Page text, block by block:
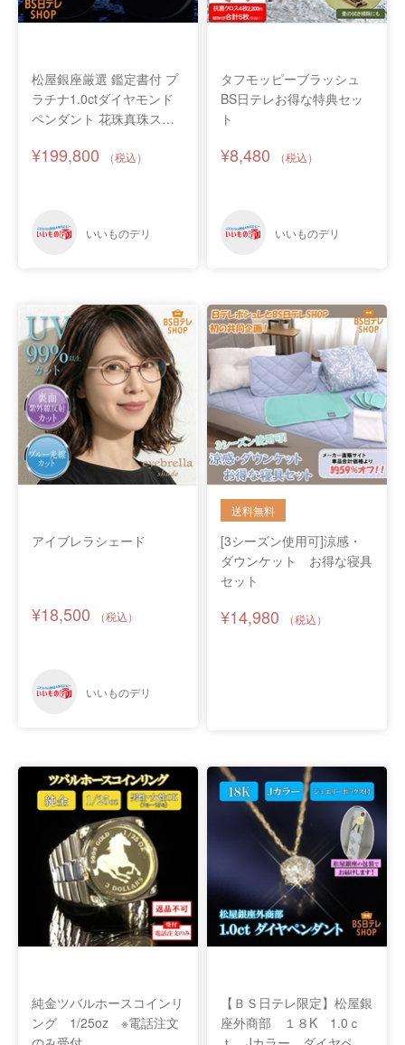
松屋銀座厳選 鑑定書付 プ
ラチナ1.0ctダイヤモンド
ペンダント 花珠真珠スペ
¥199,800
タフモッピーブラッシュ
BS日テレお得な特典セッ
ト
¥8,480
アイブレラシェード
¥18,500
[3シーズン使用可]涼感・
ダウンケット お得な寝具
セット
¥14,980
純金ツバルホースコインリ
ング 1/25oz ※電話注文
【ＢＳ日テレ限定】松屋銀
座外商部 １８K 1.0ｃ